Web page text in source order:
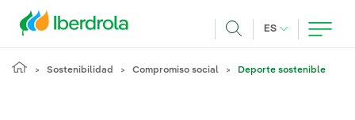
ES IDIOMA
Sostenibilidad Compromiso social Deporte sostenible